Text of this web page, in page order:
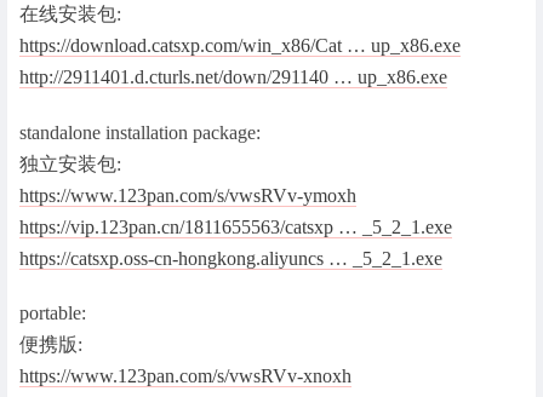
online installation package:
在线安装包:
https://download.catsxp.com/win_x86/Cat … up_x86.exe
standalone installation package:
独立安装包:
https://www.123pan.com/s/vwsRVv-ymoxh
https://vip.123pan.cn/1811655563/catsxp … _5_2_1.exe
portable:
便携版: